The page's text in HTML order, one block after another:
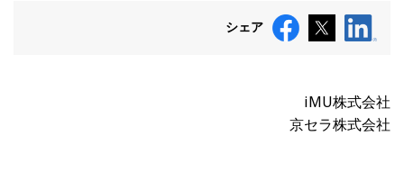
シェア
iMU株式会社
京セラ株式会社